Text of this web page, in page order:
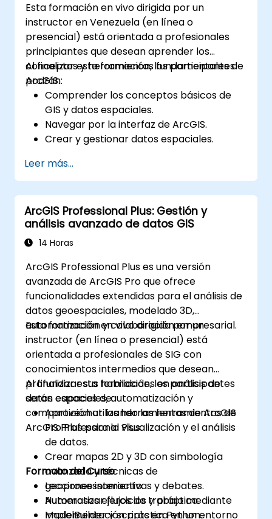
Esta formación en vivo dirigida por un
instructor en Venezuela (en línea o
presencial) está orientada a profesionales
principiantes que desean aprender los
conceptos y herramientas fundamentales de
ArcGIS.
Al finalizar esta formación, los participantes
podrán:
Comprender los conceptos básicos de
GIS y datos espaciales.
Navegar por la interfaz de ArcGIS.
Crear y gestionar datos espaciales.
Crear mapas y visualizaciones.
Leer más...
ArcGIS Professional Plus: Gestión y
análisis avanzado de datos GIS
14 Horas
ArcGIS Professional Plus es una versión
avanzada de ArcGIS Pro que ofrece
funcionalidades extendidas para el análisis de
datos geoespaciales, modelado 3D,
automatización y colaboración empresarial.
Esta formación en vivo dirigida por un
instructor (en línea o presencial) está
orientada a profesionales de SIG con
conocimientos intermedios que desean
profundizar sus habilidades en análisis de
datos espaciales, automatización y
compartición utilizando las herramientas de
ArcGIS Professional Plus.
Al finalizar esta formación, los participantes
serán capaces de:
Aprovechar las herramientas de ArcGIS
Pro Plus para la visualización y el análisis
de datos.
Crear mapas 2D y 3D con simbología
avanzada y técnicas de
geoprocessamiento.
Automatizar flujos de trabajo mediante
ModelBuilder y scripts en Python.
Formato del Curso
Lecciones interactivas y debates.
Numerosos ejercicios y práctica.
Implementación práctica en un entorno